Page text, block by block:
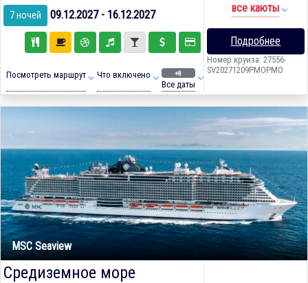
7 ночей 09.12.2027 - 16.12.2027
Посмотреть маршрут Что включено +8
Все даты
все каюты
Подробнее
Номер круиза: 27556-
SV20271209PMOPMO
MSC Seaview
Средиземное море